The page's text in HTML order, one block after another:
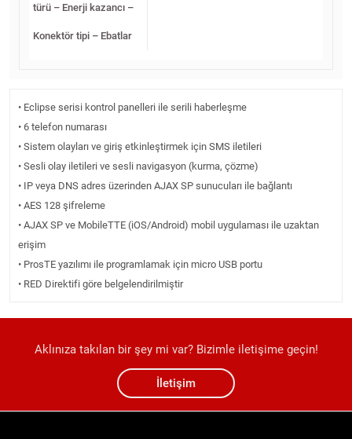
türü – Enerji kazancı –
Konektör tipi – Ebatlar
• Eclipse serisi kontrol panelleri ile serili haberleşme
• 6 telefon numarası
• Sistem olayları ve giriş etkinleştirmek için SMS iletileri
• Sesli olay iletileri ve sesli navigasyon (kurma, çözme)
• IP veya DNS adres üzerinden AJAX SP sunucuları ile bağlantı
• AES 128 şifreleme
• AJAX SP ve MobileTTE (iOS/Android) mobil uygulaması ile uzaktan
erişim
• ProsTE yazılımı ile programlamak için micro USB portu
• RED Direktifi göre belgelendirilmiştir
Aklınıza takılan bir şey mi var? Bizimle iletişime geçin!
İletişim